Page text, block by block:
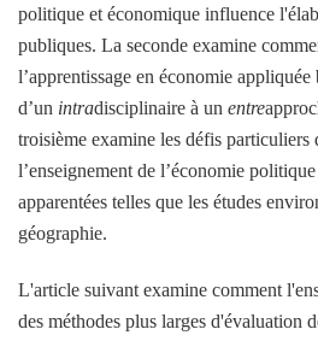
politique et économique influence
publiques. La seconde examine
l’apprentissage en économie
d’un intradisciplinaire à un entre
troisième examine les défis particuliers
l’enseignement de l’économie
apparentées telles que les études
géographie.
L'article suivant examine comment
des méthodes plus larges d'évaluation